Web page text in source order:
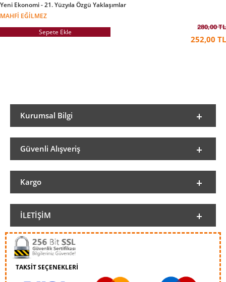
Yeni Ekonomi - 21. Yüzyıla Özgü Yaklaşımlar
MAHFI EĞILMEZ
Sepete Ekle
280,00 TL
252,00 TL
Kurumsal Bilgi
Güvenli Alışveriş
Kargo
İLETIŞIM
TAKSİT SEÇENEKLERİ